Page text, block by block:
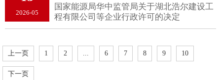
2026-05
国家能源局华中监管局关于湖北浩尔建设工
程有限公司等企业行政许可的决定
上一页 1 2 6 7 8 9 10
下一页